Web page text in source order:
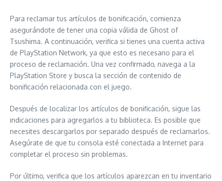
Para reclamar tus artículos de bonificación, comienza
asegurándote de tener una copia válida de Ghost of
Tsushima. A continuación, verifica si tienes una cuenta activa
de PlayStation Network, ya que esto es necesario para el
proceso de reclamación. Una vez confirmado, navega a la
PlayStation Store y busca la sección de contenido de
bonificación relacionada con el juego.
Después de localizar los artículos de bonificación, sigue las
indicaciones para agregarlos a tu biblioteca. Es posible que
necesites descargarlos por separado después de reclamarlos.
Asegúrate de que tu consola esté conectada a Internet para
completar el proceso sin problemas.
Por último, verifica que los artículos aparezcan en tu inventario